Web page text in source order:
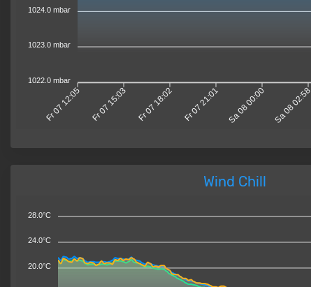
Fr 07 12:05 Fr 07 15:03 Fr 07 18:02 Fr 07 21:01 Sa 08 00:00 Sa 08 02:58
1024.0 mbar
1023.0 mbar
1022.0 mbar
Wind Chill
28.0°C
24.0°C
20.0°C